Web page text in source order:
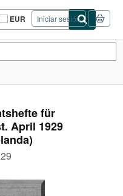
EUR
Preferencias
de
del
Iniciar sesión
für
April 1929